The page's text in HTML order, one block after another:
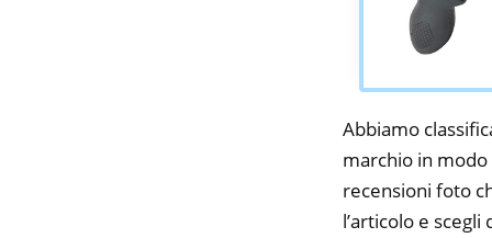
Abbiamo
marchio in
recensioni foto
l’articolo e